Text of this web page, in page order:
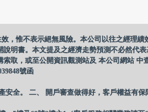
，惟不表示絕無風險。本公司以往之經理
明書。本文提及之經濟走勢預測不必然
取，或至公開資訊觀測站及 本公司網站
號函
安全。 二、 開戶審查做得好，客戶權益有